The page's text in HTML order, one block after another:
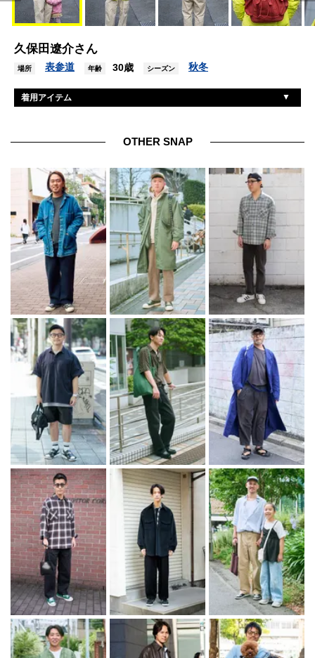
久保田遼介さん
場所 表参道 年齢 30歳 シーズン 秋冬
着用アイテム
シューズ ティンバーランド
帽子 ポロラルフローレン
バッグ カーハート
腕時計 レグノ
OTHER SNAP